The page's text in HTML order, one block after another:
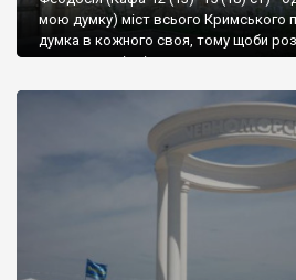
мою думку) міст всього Кримського
думка в кожного своя, тому щоби
запрошую відвідати це